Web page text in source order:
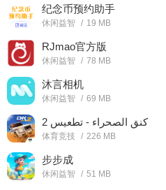
纪念币预约助手
休闲益智 / 19 MB
RJmao官方版
休闲益智 / 78 MB
沐言相机
休闲益智 / 69 MB
كنق الصحراء - تطعيس 2
体育竞技 / 226 MB
步步成
休闲益智 / 51 MB